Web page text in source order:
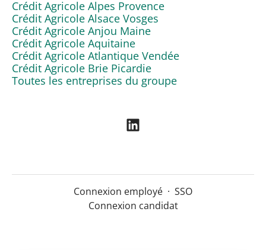
Crédit Agricole Alpes Provence
Crédit Agricole Alsace Vosges
Crédit Agricole Anjou Maine
Crédit Agricole Aquitaine
Crédit Agricole Atlantique Vendée
Crédit Agricole Brie Picardie
Toutes les entreprises du groupe
Connexion employé · SSO
Connexion candidat